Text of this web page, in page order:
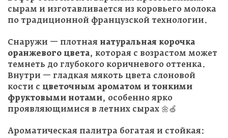
сырам и изготавливается из коровьего молока
по традиционной французской технологии.
Снаружи — плотная натуральная корочка
оранжевого цвета, которая с возрастом может
темнеть до глубокого коричневого оттенка.
Внутри — гладкая мякоть цвета слоновой
кости с цветочным ароматом и тонкими
фруктовыми нотами, особенно ярко
проявляющимися в летних сырах 🌼🍏
Ароматическая палитра богатая и стойкая: